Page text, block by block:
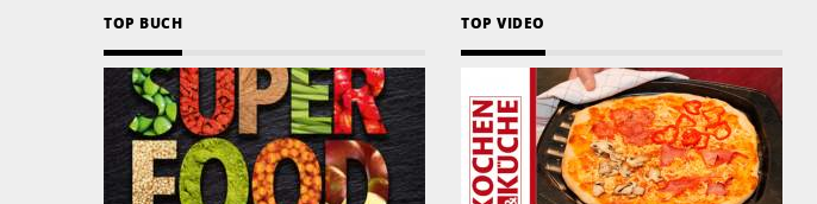
TOP BUCH TOP VIDEO